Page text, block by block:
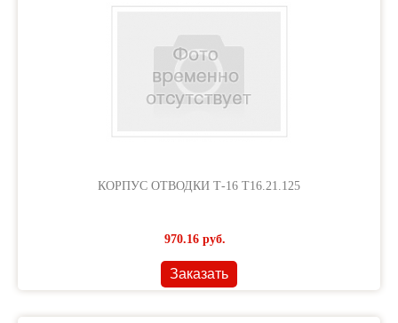
КОРПУС ОТВОДКИ Т-16 Т16.21.125
970.16 руб.
Заказать